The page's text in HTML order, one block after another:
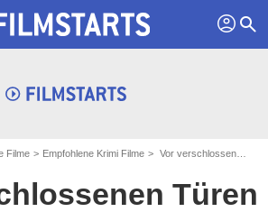
profil search
Filme Empfohlene Krimi Filme Vor verschlossenen Türen
Türen